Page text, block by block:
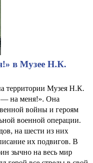
в Музее Н.К.
территории Музея Н.К.
— на меня!». Она
войны и героям
военной операции.
на шести из них
их подвигов. В
зычно на весь мир